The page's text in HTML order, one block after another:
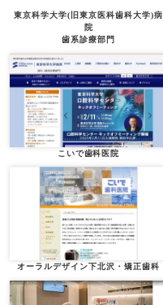
東京科学大学(旧東京医科歯科大学)病
院
歯系診療部門
こいで歯科医院
オーラルデザイン下北沢・矯正歯科